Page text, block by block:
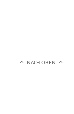
NACH OBEN